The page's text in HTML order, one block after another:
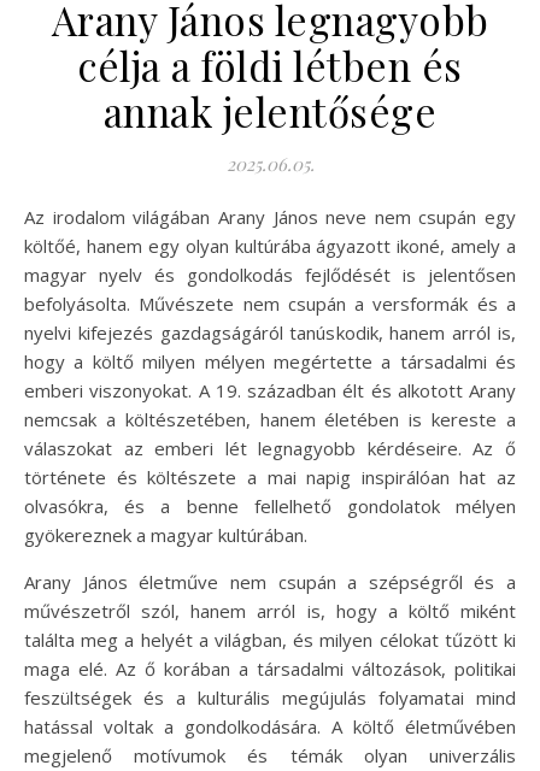
Arany János legnagyobb
célja a földi létben és
annak jelentősége
2025.06.05.
Az irodalom világában Arany János neve nem csupán egy
költőé, hanem egy olyan kultúrába ágyazott ikoné, amely a
magyar nyelv és gondolkodás fejlődését is jelentősen
befolyásolta. Művészete nem csupán a versformák és a
nyelvi kifejezés gazdagságáról tanúskodik, hanem arról is,
hogy a költő milyen mélyen megértette a társadalmi és
emberi viszonyokat. A 19. században élt és alkotott Arany
nemcsak a költészetében, hanem életében is kereste a
válaszokat az emberi lét legnagyobb kérdéseire. Az ő
története és költészete a mai napig inspirálóan hat az
olvasókra, és a benne fellelhető gondolatok mélyen
gyökereznek a magyar kultúrában.
Arany János életműve nem csupán a szépségről és a
művészetről szól, hanem arról is, hogy a költő miként
találta meg a helyét a világban, és milyen célokat tűzött ki
maga elé. Az ő korában a társadalmi változások, politikai
feszültségek és a kulturális megújulás folyamatai mind
hatással voltak a gondolkodására. A költő életművében
megjelenő motívumok és témák olyan univerzális